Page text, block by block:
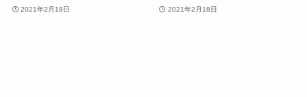
2021年2月18日 2021年2月18日